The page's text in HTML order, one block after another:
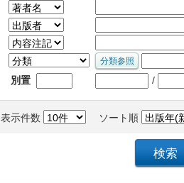
別置 /
表示件数 ソート順